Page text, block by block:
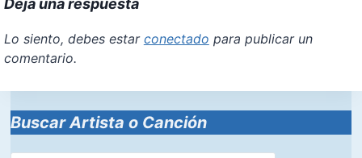
Deja una respuesta
Lo siento, debes estar conectado para publicar un
comentario.
Buscar Artista o Canción